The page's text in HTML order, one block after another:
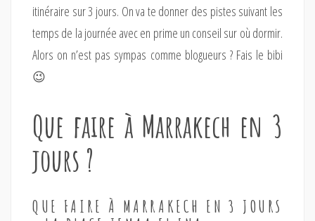
itinéraire sur 3 jours. On va te donner des pistes suivant les
temps de la journée avec en prime un conseil sur où dormir.
Alors on n’est pas sympas comme blogueurs ? Fais le bibi
😉
Que faire à Marrakech en 3
jours ?
QUE FAIRE À MARRAKECH EN 3 JOURS